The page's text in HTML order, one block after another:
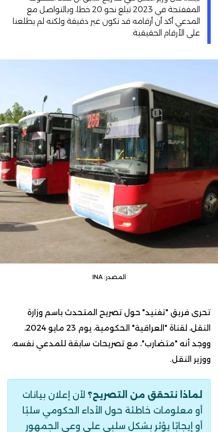
المففتحة في 2023 تبلغ نحو 20 خطا، وبالتواصل مع
المدعي أكد أن أرقامه قد تكون غير دقيقة ولكنه لم يطلعنا
على الأرقام الحقيقية.
المصدر: INA‏
تحرى فريق "تفنيد" حول تصريح المتحدث باسم وزارة
النقل، لقناة
"العراقية" الحكومية، يوم 23 مايو 2024،
ووجد أنه "متضارب"، مع تصريحات سابقة للمدعي نفسه،
ووزير النقل.
لماذا نتحقق من التصريح؟ لأن إعلان بيانات
أو معلومات خاطئة حول الأداء الحكومي سلبًا
أو إيجابًا يؤثر بشكل سلبي على وعي الجمهور